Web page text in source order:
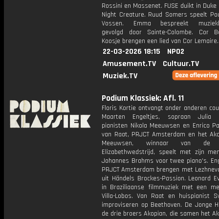
Rossini en Massenet. FUSE duikt in
Night Creature. Ruud Somers speelt
Vossen. Emma bespreekt
gevolgd door Sainte-Colombe. Cor
Koosje brengen een lied van Cor Lemaire.
22-03-2026 18:15
NPO2
Amusement.TV
Cultuur.TV
Muziek.TV
Podium Klassiek: Afl. 11
Floris Kortie ontvangt onder anderen
Maarten Engeltjes, sopraan Julia
pianisten Nikola Meeuwsen en Enrico
van Raat, PRJCT Amsterdam en het
Meeuwsen, winnaar van de
Elizabethwedstrijd, speelt met zijn
Johannes Brahms voor twee piano's.
PRJCT Amsterdam brengen met
uit Händels Brockes-Passion. Leonard
in Braziliaanse filmmuziek met een
Villa-Lobos. Van Raat en huispianist
improviseren op Beethoven. De Jonge
de drie broers Akopian, die samen het